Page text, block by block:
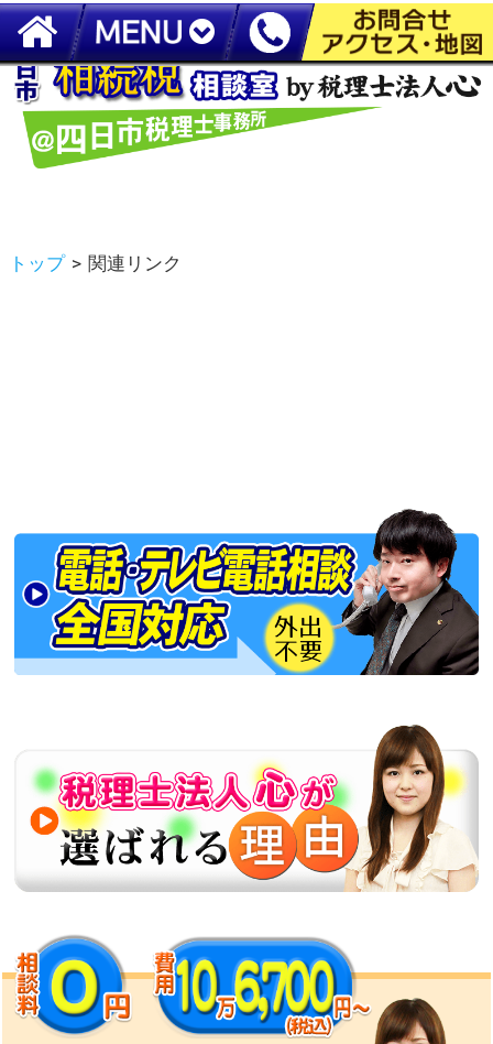
四日市で『相続税申告』なら【税理士法人心 四日市税理士事務所】
トップ > 関連リンク